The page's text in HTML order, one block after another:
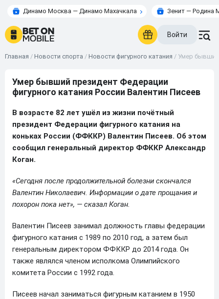
Динамо Москва — Динамо Махачкала Зенит — Родина
Войти
Главная / Новости спорта / Новости фигурного катания / Умер бывший
Умер бывший президент Федерации
фигурного катания России Валентин Писеев
В возрасте 82 лет ушёл из жизни почётный
президент Федерации фигурного катания на
коньках России (ФФККР) Валентин Писеев. Об этом
сообщил генеральный директор ФФККР Александр
Коган.
«Сегодня после продолжительной болезни скончался
Валентин Николаевич. Информации о дате прощания и
похорон пока нет», — сказал Коган.
Валентин Писеев занимал должность главы федерации
фигурного катания с 1989 по 2010 год, а затем был
генеральным директором ФФККР до 2014 года. Он
также являлся членом исполкома Олимпийского
комитета России с 1992 года.
Писеев начал заниматься фигурным катанием в 1950